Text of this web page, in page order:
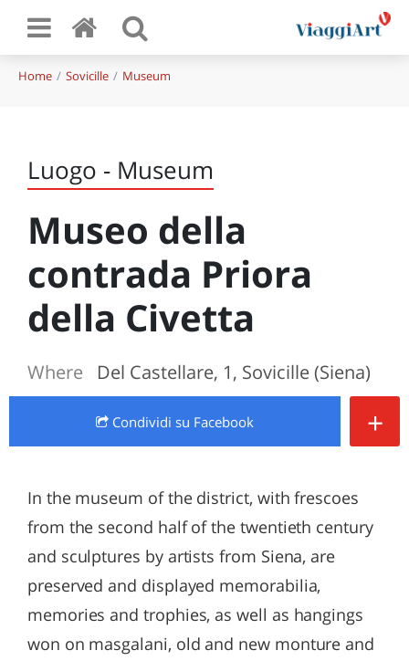
Home Sovicille Museum
Luogo - Museum
Museo della
contrada Priora
della Civetta
Where Del Castellare, 1, Sovicille (Siena)
Condividi su Facebook +
In the museum of the district, with frescoes
from the second half of the twentieth century
and sculptures by artists from Siena, are
preserved and displayed memorabilia,
memories and trophies, as well as hangings
won on masgalani, old and new monture and